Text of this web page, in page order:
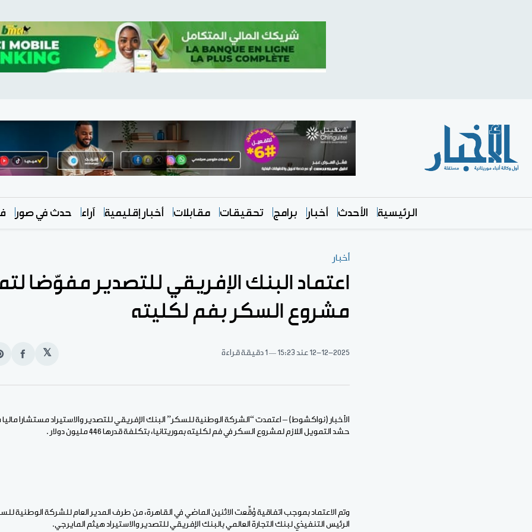
الرئيسية الأحدث أخبار برامج تحقيقات مقابلات أخبار إقليمية آراء حدث في صور
أخبار
اعتماد البنك الإفريقي للتصدير مفوّضا
مشروع السكر بفم لكليته
12-12-2025 عند 15:23 1 دقيقة قراءة 𝕏
انشر
الأخبار (نواكشوط) – اعتمدت “الشركة الوطنية للسكر” البنك الإفريقي للتصدير والاستيراد مستشارا
حشد التمويل اللازم لمشروع السكر في فم لكليته بموريتانيا، بتكلفة قدرها 446 مليون دولار .
وتم الاعتماد بموجب اتفاقية وُقِّعت الاثنين الماضي في القاهرة، من طرف المدير العام للشركة الوطنية
الرئيس التنفيذي لبنك التجارة العالمي بالبنك الإفريقي للتصدير والاستيراد هيثم المايرجي.